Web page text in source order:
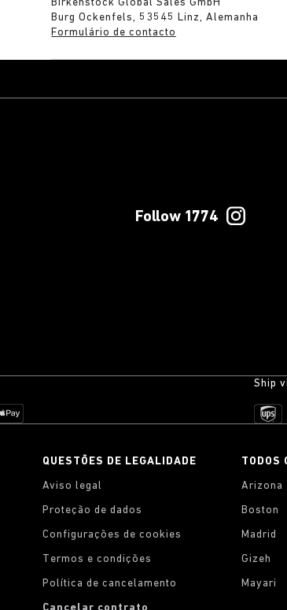
Birkenstock Global Sales GmbH
Burg Ockenfels, 53545 Linz, Alemanha
Formulário de contacto
Follow 1774
Ship
QUESTÕES DE LEGALIDADE
Aviso legal
Proteção de dados
Configurações de cookies
Termos e condições
Política de cancelamento
TODOS
Arizona
Boston
Madrid
Gizeh
Mayari